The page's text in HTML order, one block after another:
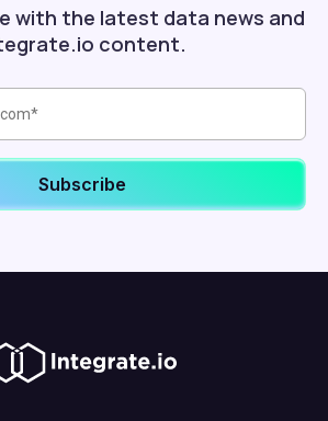
with the latest data news and
content.